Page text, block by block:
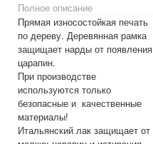
Полное описание
Прямая износостойкая печать
по дереву. Деревянная рамка
защищает нарды от появления
царапин.
При производстве
используются только
безопасные и качественные
материалы!
Итальянский лак защищает от